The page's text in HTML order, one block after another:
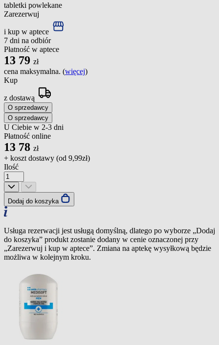
tabletki powlekane
Zarezerwuj
i kup w aptece
7 dni na odbiór
Płatność w aptece
13 79 zł
cena maksymalna. (więcej)
Kup
z dostawą
O sprzedawcy
O sprzedawcy
U Ciebie w 2-3 dni
Płatność online
13 78 zł
+ koszt dostawy (od 9,99zł)
Ilość
Dodaj do koszyka
Usługa rezerwacji jest usługą domyślną, dlatego po wyborze „Dodaj
do koszyka” produkt zostanie dodany w cenie oznaczonej przy
„Zarezerwuj i kup w aptece”. Zmiana na aptekę wysyłkową będzie
możliwa w kolejnym kroku.